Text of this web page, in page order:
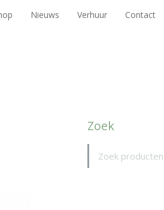
Nieuws Verhuur Contact
Zoek
Verhuur Contact